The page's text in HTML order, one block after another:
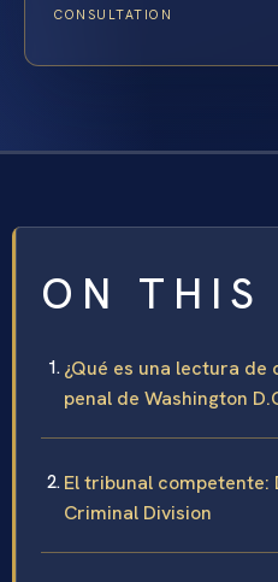
CONSULTATION
ON THIS
¿Qué es una lectura de
penal de Washington
El tribunal
Criminal Division